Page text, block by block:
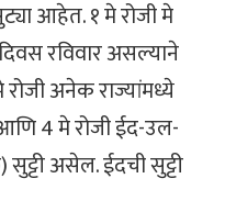
आहेत. १ मे रोजी मे
रविवार असल्याने
रोजी अनेक राज्यांमध्ये
4 मे रोजी ईद-उल-
असेल. ईदची सुट्टी